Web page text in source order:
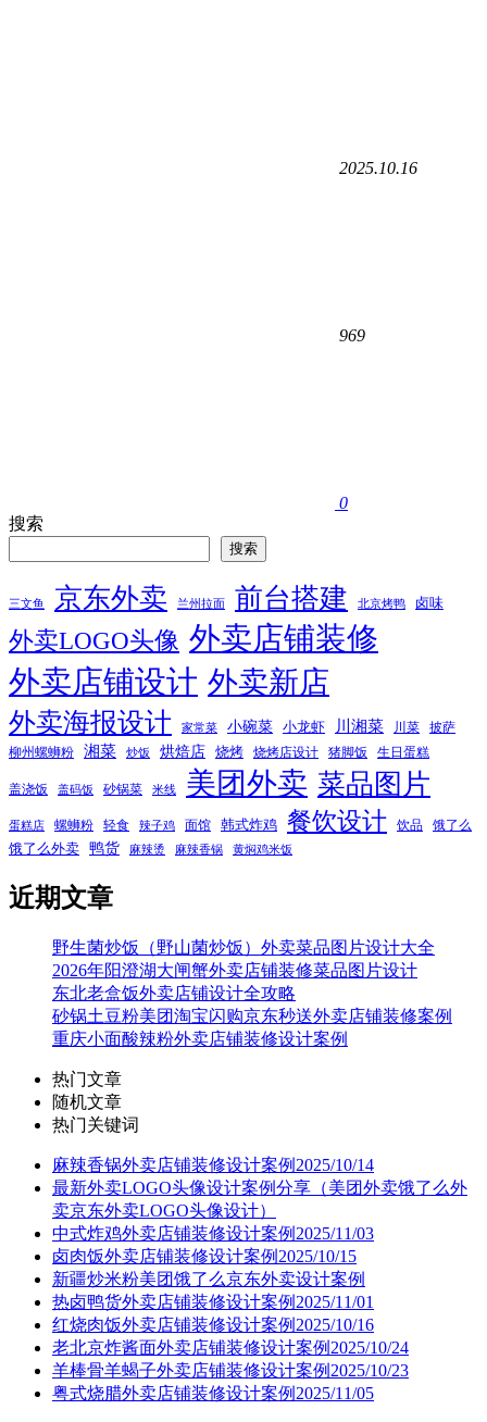
2025.10.16
969
0
搜索
搜索
三文鱼 京东外卖 兰州拉面 前台搭建 北京烤鸭 卤味
外卖LOGO头像 外卖店铺装修
外卖店铺设计 外卖新店
外卖海报设计 家常菜 小碗菜 小龙虾 川湘菜 川菜
披萨
柳州螺蛳粉
湘菜 炒饭 烘焙店 烧烤 烧烤店设计 猪脚饭 生日蛋糕
盖浇饭 盖码饭 砂锅菜 米线 美团外卖 菜品图片
蛋糕店 螺蛳粉 轻食 辣子鸡 面馆 韩式炸鸡 餐饮设计 饮品 饿了么
饿了么外卖 鸭货 麻辣烫 麻辣香锅 黄焖鸡米饭
近期文章
野生菌炒饭（野山菌炒饭）外卖菜品图片设计大全
2026年阳澄湖大闸蟹外卖店铺装修菜品图片设计
东北老盒饭外卖店铺设计全攻略
砂锅土豆粉美团淘宝闪购京东秒送外卖店铺装修案例
重庆小面酸辣粉外卖店铺装修设计案例
热门文章
随机文章
热门关键词
麻辣香锅外卖店铺装修设计案例2025/10/14
最新外卖LOGO头像设计案例分享（美团外卖饿了么外
卖京东外卖LOGO头像设计）
中式炸鸡外卖店铺装修设计案例2025/11/03
卤肉饭外卖店铺装修设计案例2025/10/15
新疆炒米粉美团饿了么京东外卖设计案例
热卤鸭货外卖店铺装修设计案例2025/11/01
红烧肉饭外卖店铺装修设计案例2025/10/16
老北京炸酱面外卖店铺装修设计案例2025/10/24
羊棒骨羊蝎子外卖店铺装修设计案例2025/10/23
粤式烧腊外卖店铺装修设计案例2025/11/05